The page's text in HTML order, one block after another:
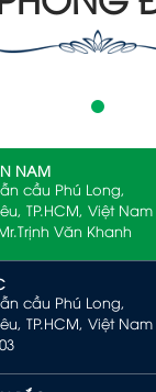
NAM
cầu Phú Long,
TP.HCM, Việt Nam
Văn Khanh
cầu Phú Long,
TP.HCM, Việt Nam